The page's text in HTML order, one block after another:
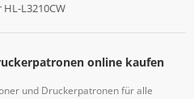
L3210CW
online kaufen
und Druckerpatronen für alle